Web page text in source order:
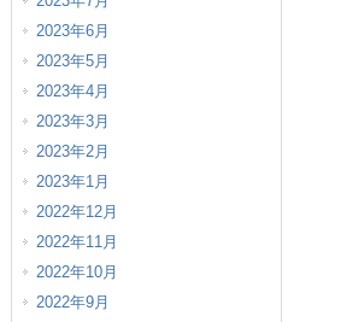
2023年6月
2023年5月
2023年4月
2023年3月
2023年2月
2023年1月
2022年12月
2022年11月
2022年10月
2022年9月